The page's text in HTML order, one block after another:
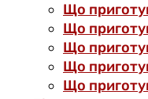
Що
Що
Що
Що
Що